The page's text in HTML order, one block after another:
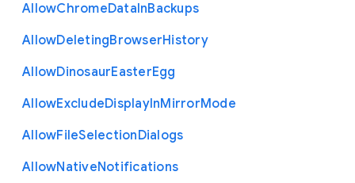
AllowChromeDataInBackups
AllowDeletingBrowserHistory
AllowDinosaurEasterEgg
AllowExcludeDisplayInMirrorMode
AllowFileSelectionDialogs
AllowNativeNotifications